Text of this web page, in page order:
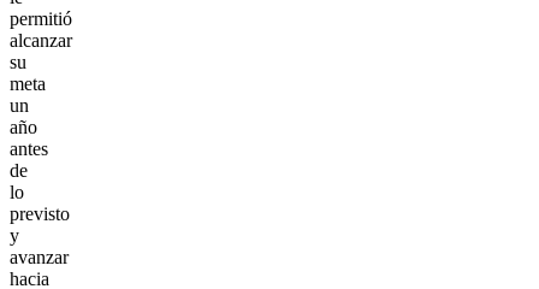
permitió
alcanzar
su
meta
un
año
antes
de
lo
previsto
y
avanzar
hacia